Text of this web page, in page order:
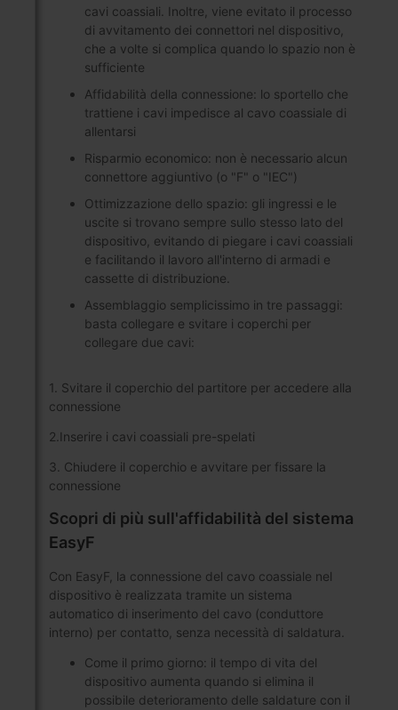
cavi coassiali. Inoltre, viene evitato il processo
di avvitamento dei connettori nel dispositivo,
che a volte si complica quando lo spazio non è
sufficiente
Affidabilità della connessione: lo sportello che
trattiene i cavi impedisce al cavo coassiale di
allentarsi
Risparmio economico: non è necessario alcun
connettore aggiuntivo (o "F" o "IEC")
Ottimizzazione dello spazio: gli ingressi e le
uscite si trovano sempre sullo stesso lato del
dispositivo, evitando di piegare i cavi coassiali
e facilitando il lavoro all'interno di armadi e
cassette di distribuzione.
Assemblaggio semplicissimo in tre passaggi:
basta collegare e svitare i coperchi per
collegare due cavi:
1. Svitare il coperchio del partitore per accedere alla
connessione
2.Inserire i cavi coassiali pre-spelati
3. Chiudere il coperchio e avvitare per fissare la
connessione
Scopri di più sull'affidabilità del sistema
EasyF
Con EasyF, la connessione del cavo coassiale nel
dispositivo è realizzata tramite un sistema
automatico di inserimento del cavo (conduttore
interno) per contatto, senza necessità di saldatura.
Come il primo giorno: il tempo di vita del
dispositivo aumenta quando si elimina il
possibile deterioramento delle saldature con il